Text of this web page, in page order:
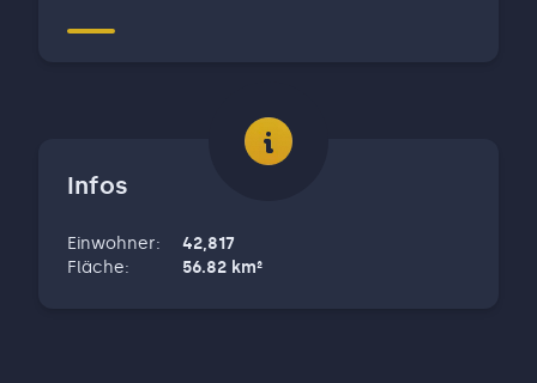
Infos
Einwohner:
42,817
Fläche: 56.82 km²